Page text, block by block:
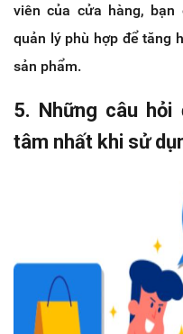
viên của cửa hàng,
quản lý phù hợp để tăng
sản phẩm.
5. Những câu hỏi
tâm nhất khi sử